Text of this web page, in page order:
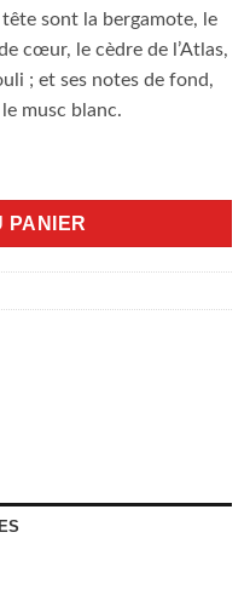
tête sont la bergamote, le
cœur, le cèdre de l’Atlas,
; et ses notes de fond,
le musc blanc.
EDT
PANIER